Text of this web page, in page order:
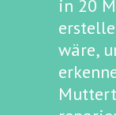
in 20
wäre,